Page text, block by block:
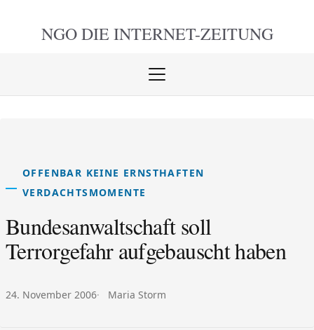
NGO DIE INTERNET-ZEITUNG
Menü
OFFENBAR KEINE ERNSTHAFTEN
VERDACHTSMOMENTE
Bundesanwaltschaft soll
Terrorgefahr aufgebauscht haben
Veröffentlicht am:
24. November 2006 Autor:
Maria Storm